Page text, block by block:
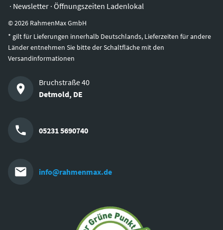
· Newsletter · Öffnungszeiten Ladenlokal
©2026 RahmenMax GmbH
* gilt für Lieferungen innerhalb Deutschlands, Lieferzeiten für andere
Länder entnehmen Sie bitte der Schaltfläche mit den
Versandinformationen
Bruchstraße 40
Detmold, DE
05231 5690740
info@rahmenmax.de